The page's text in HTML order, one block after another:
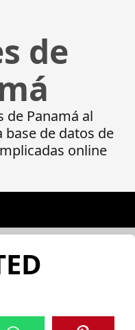
de
de Panamá al
de datos de
online